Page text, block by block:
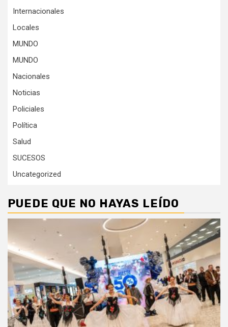
Internacionales
Locales
MUNDO
MUNDO
Nacionales
Noticias
Policiales
Política
Salud
SUCESOS
Uncategorized
PUEDE QUE NO HAYAS LEÍDO